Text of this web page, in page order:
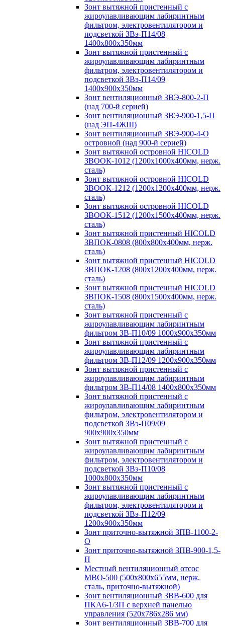
Зонт вытяжной пристенный с
жироулавливающим лабиринтным
фильтром, электровентилятором и
подсветкой ЗВэ-П14/08
1400х800х350мм
Зонт вытяжной пристенный с
жироулавливающим лабиринтным
фильтром, электровентилятором и
подсветкой ЗВэ-П14/09
1400х900х350мм
Зонт вентиляционный ЗВЭ-800-2-П
(над 700-й серией)
Зонт вентиляционный ЗВЭ-900-1,5-П
(над ЭП-4ЖШ)
Зонт вентиляционный ЗВЭ-900-4-О
островной (над 900-й серией)
Зонт вытяжной островной HICOLD
ЗВООК-1012 (1200х1000х400мм, нерж.
сталь)
Зонт вытяжной островной HICOLD
ЗВООК-1212 (1200x1200x400мм, нерж.
сталь)
Зонт вытяжной островной HICOLD
ЗВООК-1512 (1200х1500х400мм, нерж.
сталь)
Зонт вытяжной пристенный HICOLD
ЗВПОК-0808 (800х800х400мм, нерж.
сталь)
Зонт вытяжной пристенный HICOLD
ЗВПОК-1208 (800х1200х400мм, нерж.
сталь)
Зонт вытяжной пристенный HICOLD
ЗВПОК-1508 (800х1500х400мм, нерж.
сталь)
Зонт вытяжной пристенный с
жироулавливающим лабиринтным
фильтром ЗВ-П10/09 1000х900х350мм
Зонт вытяжной пристенный с
жироулавливающим лабиринтным
фильтром ЗВ-П12/09 1200х900х350мм
Зонт вытяжной пристенный с
жироулавливающим лабиринтным
фильтром ЗВ-П14/08 1400х800х350мм
Зонт вытяжной пристенный с
жироулавливающим лабиринтным
фильтром, электровентилятором и
подсветкой ЗВэ-П09/09
900х900х350мм
Зонт вытяжной пристенный с
жироулавливающим лабиринтным
фильтром, электровентилятором и
подсветкой ЗВэ-П10/08
1000х800х350мм
Зонт вытяжной пристенный с
жироулавливающим лабиринтным
фильтром, электровентилятором и
подсветкой ЗВэ-П12/09
1200х900х350мм
Зонт приточно-вытяжной ЗПВ-1100-2-
О
Зонт приточно-вытяжной ЗПВ-900-1,5-
П
Местный вентиляционный отсос
МВО-500 (500х800х655мм, нерж.
сталь, приточно-вытяжной)
Зонт вентиляционный ЗВВ-600 для
ПКА6-1/3П с верхней панелью
управления (520х786х286 мм)
Зонт вентиляционный ЗВВ-700 для